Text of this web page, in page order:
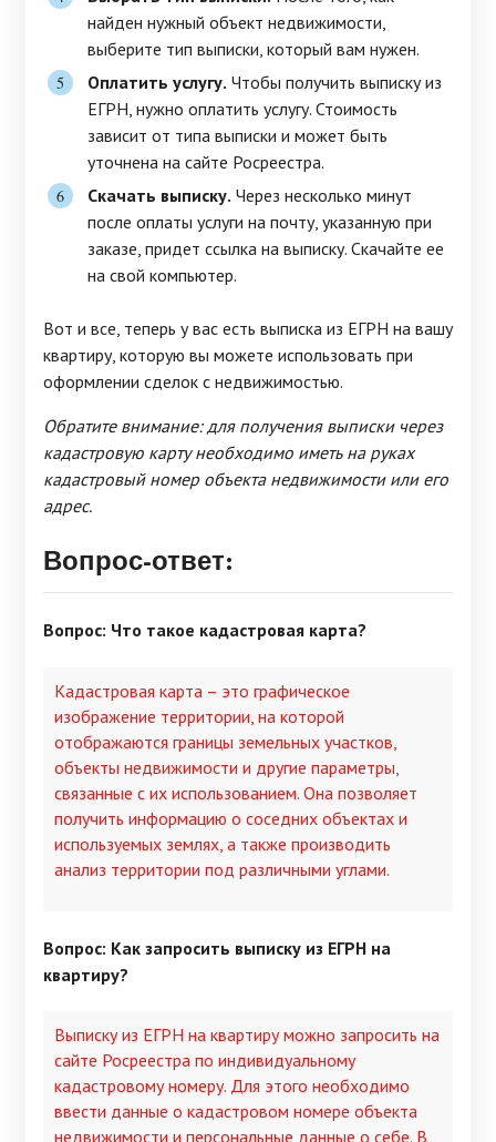
найден нужный объект недвижимости,
выберите тип выписки, который вам нужен.
Оплатить услугу. Чтобы получить выписку из
ЕГРН, нужно оплатить услугу. Стоимость
зависит от типа выписки и может быть
уточнена на сайте Росреестра.
Скачать выписку. Через несколько минут
после оплаты услуги на почту, указанную при
заказе, придет ссылка на выписку. Скачайте ее
на свой компьютер.
Вот и все, теперь у вас есть выписка из ЕГРН на вашу
квартиру, которую вы можете использовать при
оформлении сделок с недвижимостью.
Обратите внимание: для получения выписки через
кадастровую карту необходимо иметь на руках
кадастровый номер объекта недвижимости или его
адрес.
Вопрос-ответ:
Вопрос: Что такое кадастровая карта?
Кадастровая карта – это графическое
изображение территории, на которой
отображаются границы земельных участков,
объекты недвижимости и другие параметры,
связанные с их использованием. Она позволяет
получить информацию о соседних объектах и
используемых землях, а также производить
анализ территории под различными углами.
Вопрос: Как запросить выписку из ЕГРН на
квартиру?
Выписку из ЕГРН на квартиру можно запросить на
сайте Росреестра по индивидуальному
кадастровому номеру. Для этого необходимо
ввести данные о кадастровом номере объекта
недвижимости и персональные данные о себе. В